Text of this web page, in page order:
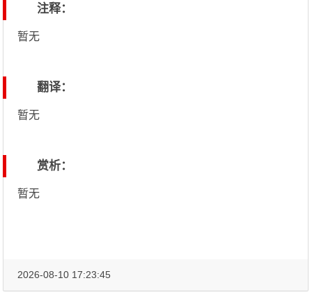
注释：
暂无
翻译：
暂无
赏析：
暂无
2026-08-10 17:23:45